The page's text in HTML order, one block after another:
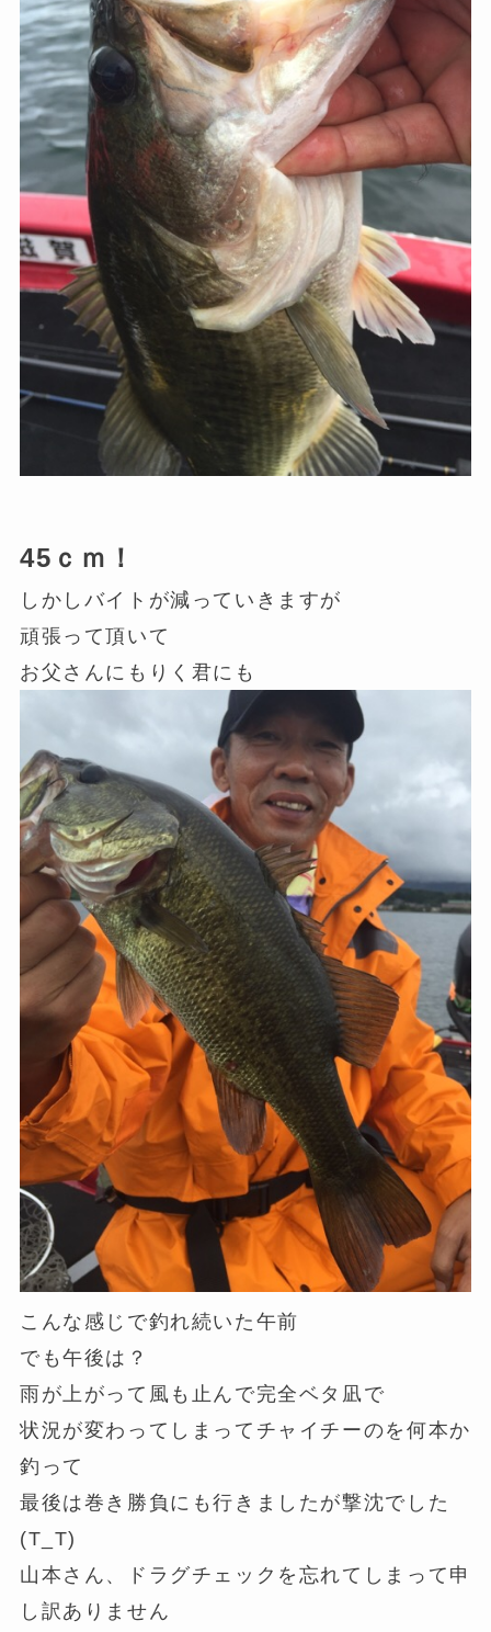
45ｃｍ！
しかしバイトが減っていきますが
頑張って頂いて
お父さんにもりく君にも
こんな感じで釣れ続いた午前
でも午後は？
雨が上がって風も止んで完全ベタ凪で
状況が変わってしまってチャイチーのを何本か
釣って
最後は巻き勝負にも行きましたが撃沈でした
(T_T)
山本さん、ドラグチェックを忘れてしまって申
し訳ありません